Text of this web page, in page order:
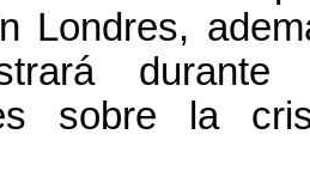
Londres,
sobre la